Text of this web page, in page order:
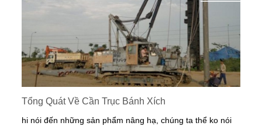
Tổng Quát Về Cần Trục Bánh Xích
hi nói đến những sản phẩm nâng hạ, chúng ta thể ko nói